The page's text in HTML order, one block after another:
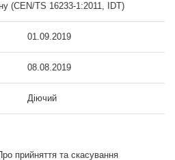
(CEN/TS 16233-1:2011, IDT)
01.09.2019
08.08.2019
Діючий
прийняття та скасування